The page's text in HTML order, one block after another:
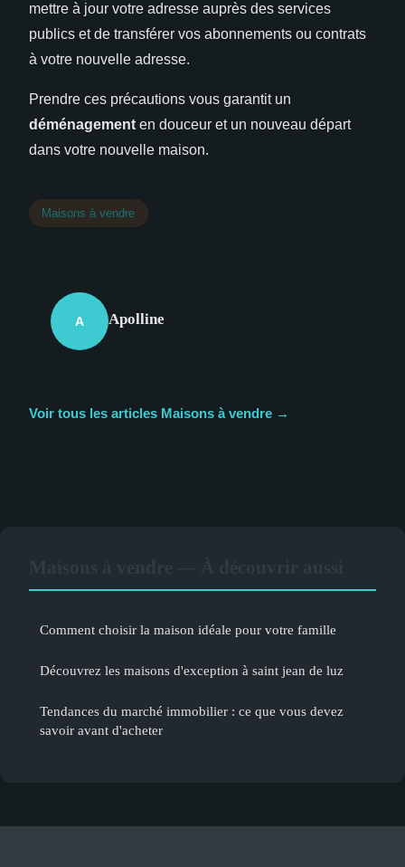
mettre à jour votre adresse auprès des services
publics et de transférer vos abonnements ou contrats
à votre nouvelle adresse.
Prendre ces précautions vous garantit un
déménagement en douceur et un nouveau départ
dans votre nouvelle maison.
Maisons à vendre
A Apolline
Voir tous les articles Maisons à vendre →
Comment choisir la maison idéale pour votre famille
Découvrez les maisons d'exception à saint jean de luz
Tendances du marché immobilier : ce que vous devez
savoir avant d'acheter